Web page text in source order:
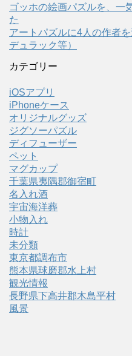
ゴッホの絵画パズルを、一
た
アートパズルに4人の作者
デュラック等）
カテゴリー
iOSアプリ
iPhoneケース
オリジナルグッズ
ジグソーパズル
ディフューザー
ペット
マグカップ
千葉県夷隅郡御宿町
名入れ酒
宇宙海洋葬
小物入れ
時計
未分類
東京都調布市
熊本県球磨郡水上村
観光情報
長野県下高井郡木島平村
風景